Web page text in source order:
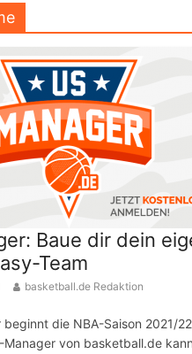
Baue dir dein
Team
basketball.de Redaktion
die NBA-Saison 2021/
Manager von basketball.de